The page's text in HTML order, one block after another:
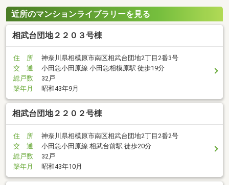
近所のマンションライブラリーを見る
相武台団地２２０３号棟
住 所
神奈川県相模原市南区相武台団地2丁目2番3号
交 通
小田急小田原線 小田急相模原駅 徒歩19分
総戸数
32戸
築年月
昭和43年9月
相武台団地２２０２号棟
住 所
神奈川県相模原市南区相武台団地2丁目2番2号
交 通
小田急小田原線 相武台前駅 徒歩20分
総戸数
32戸
築年月
昭和43年10月